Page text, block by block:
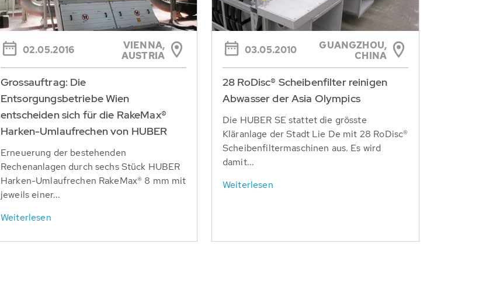
02.05.2016
VIENNA,
AUSTRIA
Grossauftrag: Die
Entsorgungsbetriebe Wien
entscheiden sich für die RakeMax®
Harken-Umlaufrechen von HUBER
Erneuerung der bestehenden
Rechenanlagen durch sechs Stück HUBER
Harken-Umlaufrechen RakeMax® 8 mm mit
jeweils einer...
Weiterlesen
03.05.2010
GUANGZHOU,
CHINA
28 RoDisc® Scheibenfilter reinigen
Abwasser der Asia Olympics
Die HUBER SE stattet die grösste
Kläranlage der Stadt Lie De mit 28 RoDisc®
Scheibenfiltermaschinen aus. Es wird
damit...
Weiterlesen